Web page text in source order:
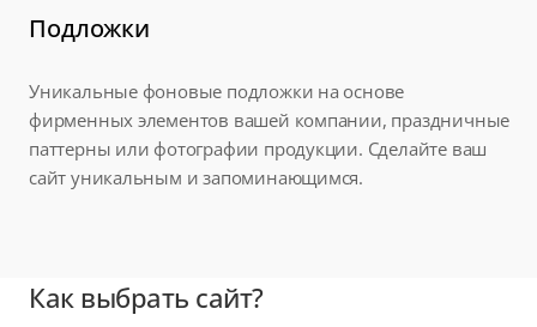
Подложки
Уникальные фоновые подложки на основе
фирменных элементов вашей компании, праздничные
паттерны или фотографии продукции. Сделайте ваш
сайт уникальным и запоминающимся.
Как выбрать сайт?